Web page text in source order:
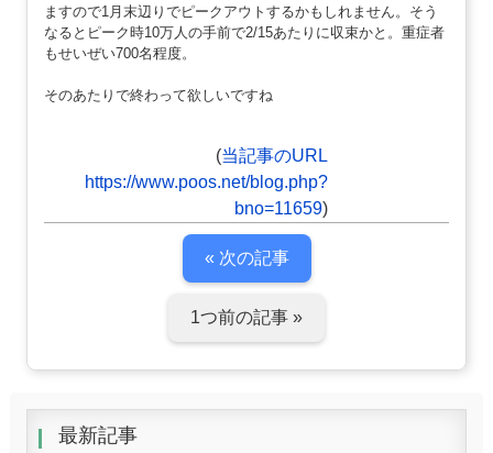
ますので1月末辺りでピークアウトするかもしれません。そう
なるとピーク時10万人の手前で2/15あたりに収束かと。重症者
もせいぜい700名程度。
そのあたりで終わって欲しいですね
(当記事のURL
https://www.poos.net/blog.php?
bno=11659)
« 次の記事
1つ前の記事 »
最新記事